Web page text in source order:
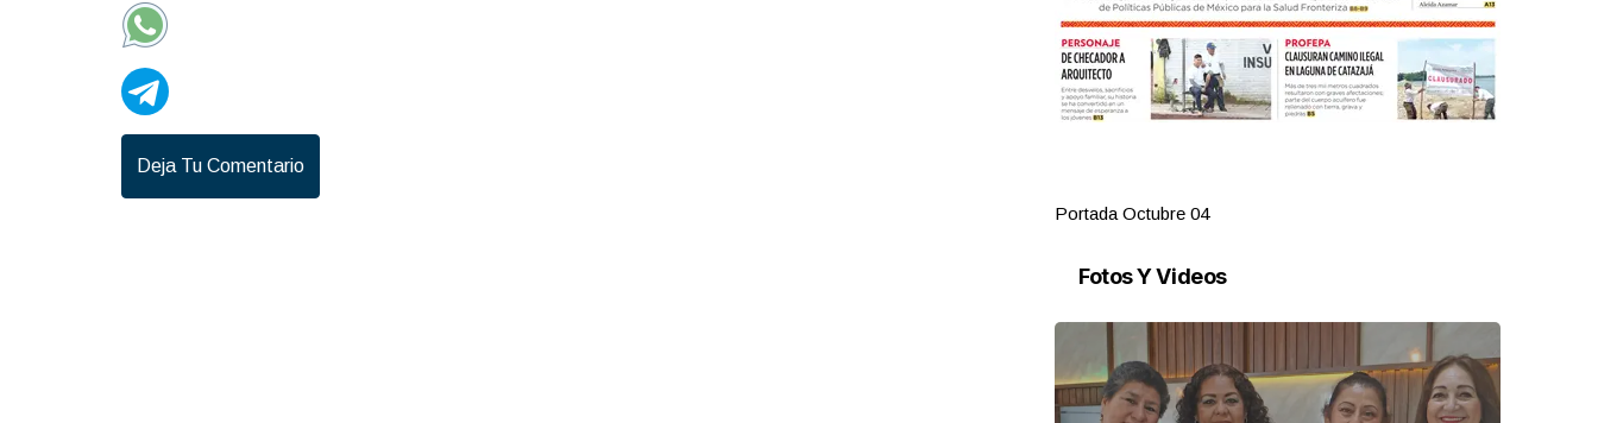
Deja Tu Comentario
Portada Octubre 04
Fotos Y Videos